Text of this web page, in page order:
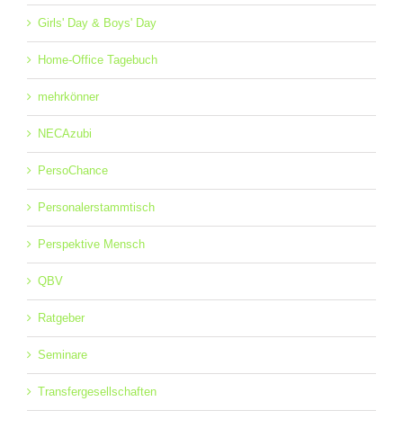
Girls' Day & Boys' Day
Home-Office Tagebuch
mehrkönner
NECAzubi
PersoChance
Personalerstammtisch
Perspektive Mensch
QBV
Ratgeber
Seminare
Transfergesellschaften